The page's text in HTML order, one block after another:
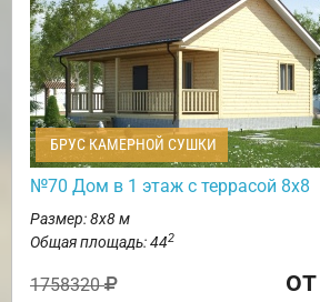
БРУС КАМЕРНОЙ СУШКИ
№70 Дом в 1 этаж с террасой 8х8
Размер: 8х8 м
Общая площадь: 442
1758320